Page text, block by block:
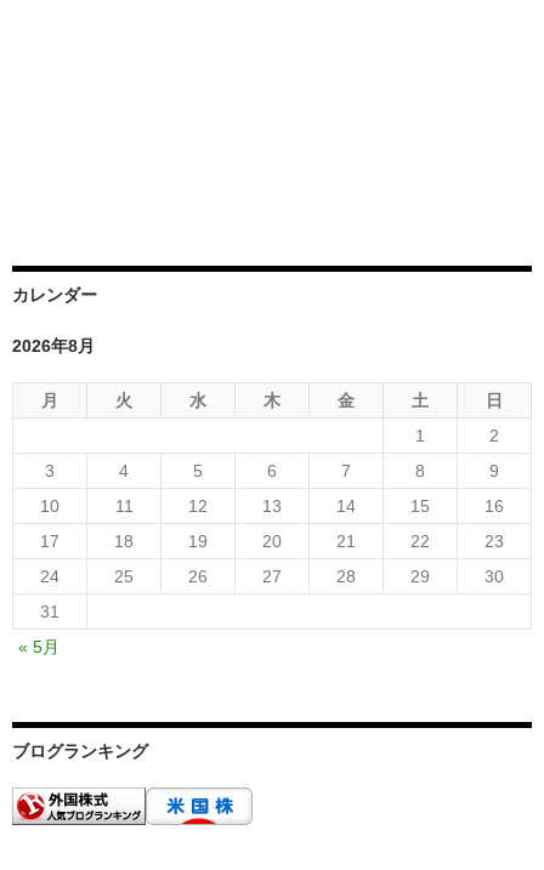
カレンダー
2026年8月
月 火 水 木 金 土
日
1
2
3
4 5 6 7 8
9
10
11 12 13 14 15
16
17
18 19 20 21 22
23
24
25 26 27 28 29
30
31
« 5月
ブログランキング